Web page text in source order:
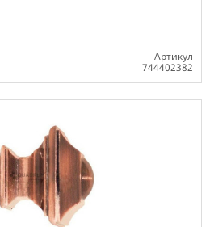
Артикул
744402382